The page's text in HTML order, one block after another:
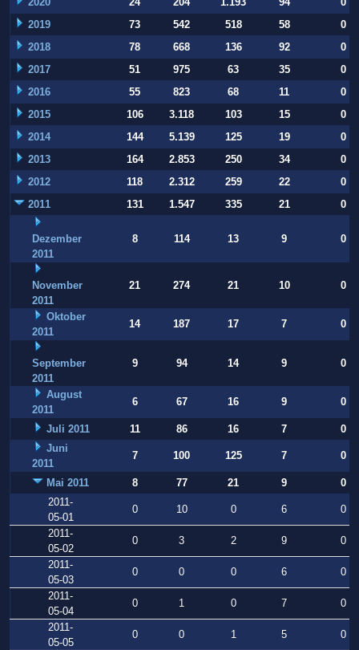
2019
73 542 518 58
0
2018
78 668 136 92
0
2017
51 975 63 35
0
2016
55 823 68 11
0
2015
106 3.118 103 15
0
2014
144 5.139 125 19
0
2013
164 2.853 250 34
0
2012
118 2.312 259 22
0
2011
131 1.547 335 21 0
Dezember
2011
8 114 13 9 0
November
2011
21 274 21 10 0
Oktober
2011
14 187 17 7 0
September
2011
9 94 14 9 0
August
2011
6 67 16 9 0
Juli 2011 11 86 16 7
0
Juni
2011
7 100 125 7 0
Mai 2011 8 77 21 9
0
2011-
05-01
0 10 0 6
0
2011-
05-02
0 3 2 9
0
2011-
05-03
0 0 0 6
0
2011-
05-04
0 1 0 7
0
2011-
05-05
0 0 1 5
0